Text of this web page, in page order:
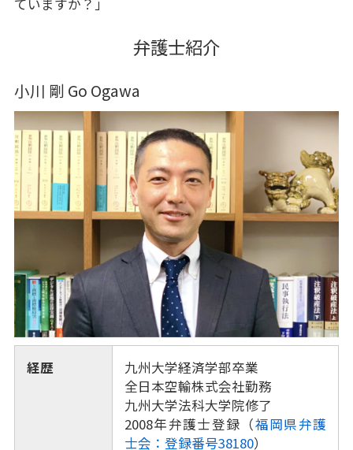
ていますか？」
弁護士紹介
小川 剛 Go Ogawa
経歴
九州大学経済学部卒業
全日本空輸株式会社勤務
九州大学法科大学院修了
2008年弁護士登録（福岡県弁護
士会：登録番号38180）